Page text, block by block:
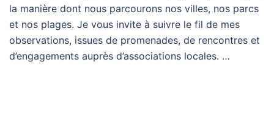
la manière dont nous parcourons nos villes, nos parcs
et nos plages. Je vous invite à suivre le fil de mes
observations, issues de promenades, de rencontres et
d’engagements auprès d’associations locales. …